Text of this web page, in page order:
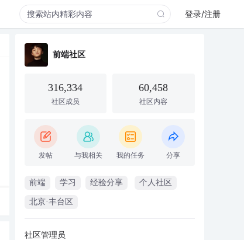
登录/注册
前端社区
316,334
社区成员
60,458
社区内容
发帖 与我相关 我的任务 分享
前端 学习 经验分享 个人社区
北京·丰台区
社区管理员